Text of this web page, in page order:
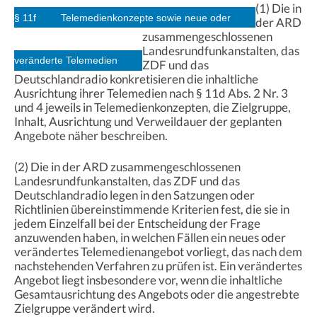
§ 11f Telemedienkonzepte sowie neue oder
veränderte Telemedien
(1) Die in
der ARD
zusammengeschlossenen
Landesrundfunkanstalten, das
ZDF und das
Deutschlandradio konkretisieren die inhaltliche
Ausrichtung ihrer Telemedien nach § 11d Abs. 2 Nr. 3
und 4 jeweils in Telemedienkonzepten, die Zielgruppe,
Inhalt, Ausrichtung und Verweildauer der geplanten
Angebote näher beschreiben.
(2) Die in der ARD zusammengeschlossenen
Landesrundfunkanstalten, das ZDF und das
Deutschlandradio legen in den Satzungen oder
Richtlinien übereinstimmende Kriterien fest, die sie in
jedem Einzelfall bei der Entscheidung der Frage
anzuwenden haben, in welchen Fällen ein neues oder
verändertes Telemedienangebot vorliegt, das nach dem
nachstehenden Verfahren zu prüfen ist. Ein verändertes
Angebot liegt insbesondere vor, wenn die inhaltliche
Gesamtausrichtung des Angebots oder die angestrebte
Zielgruppe verändert wird.